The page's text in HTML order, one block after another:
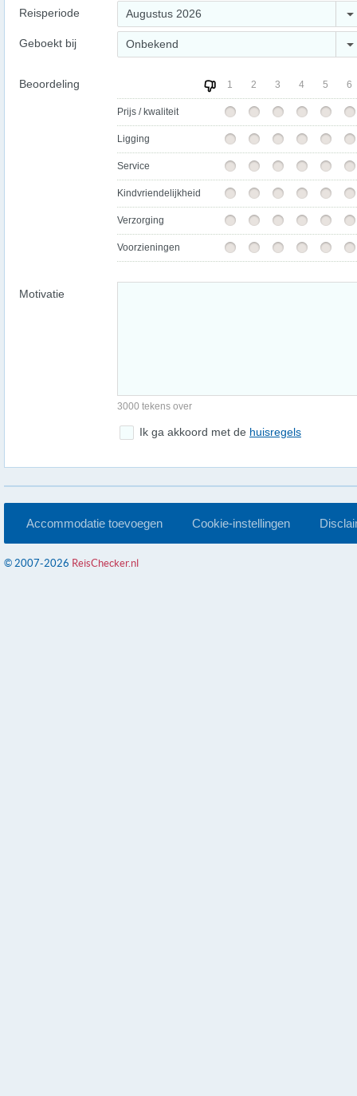
Reisperiode Augustus 2026
Geboekt bij Onbekend
Beoordeling 1 2 3 4 5 6
Prijs / kwaliteit
Ligging
Service
Kindvriendelijkheid
Verzorging
Voorzieningen
Motivatie
3000 tekens over
Ik ga akkoord met de huisregels
Accommodatie toevoegen Cookie-instellingen
© 2007-2026 ReisChecker.nl